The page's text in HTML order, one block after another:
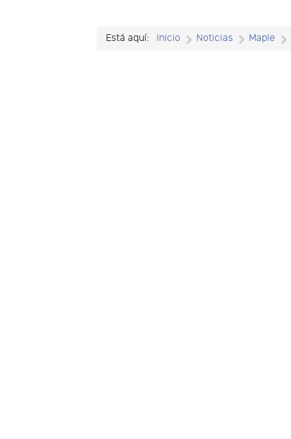
Está aquí: Inicio Noticias Maple